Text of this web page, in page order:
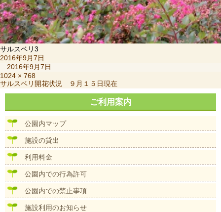
サルスベリ3
投
日:
2016年9月7日
2016年9月7日
フ
ル
サ
ズ
1024 × 768
投
稿
ビ
サルスベリ開花状況 ９月１５日現在
ご利用案内
公園内マップ
施設の貸出
利用料金
公園内での行為許可
公園内での禁止事項
施設利用のお知らせ